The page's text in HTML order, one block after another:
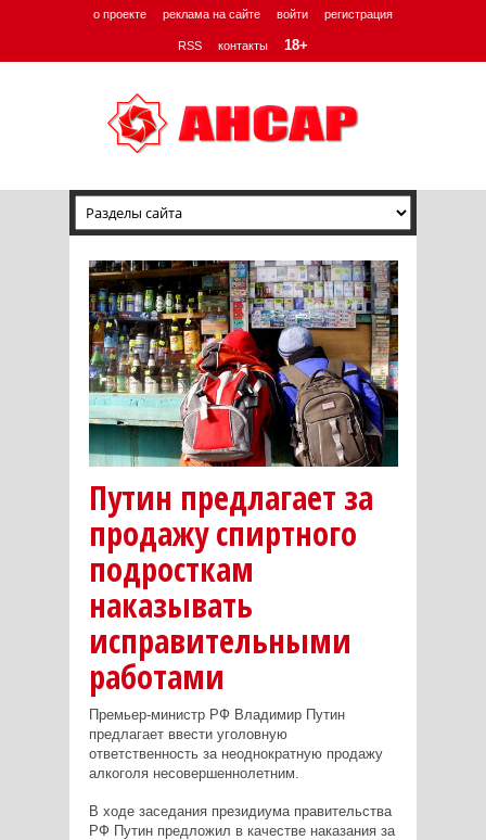
о проекте реклама на сайте войти регистрация
RSS контакты 18+
Путин предлагает за
продажу спиртного
подросткам
наказывать
исправительными
работами
Премьер-министр РФ Владимир Путин
предлагает ввести уголовную
ответственность за неоднократную продажу
алкоголя несовершеннолетним.
В ходе заседания президиума правительства
РФ Путин предложил в качестве наказания за